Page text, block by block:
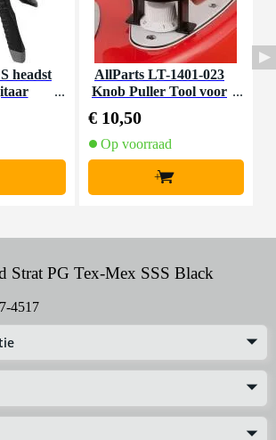
headst
AllParts LT-1401-023
Knob Puller Tool voor
€ 10,50
Op voorraad
+
Strat PG Tex-Mex SSS Black
4517